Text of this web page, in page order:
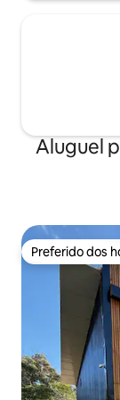
Aluguel
Preferido dos
Preferido dos